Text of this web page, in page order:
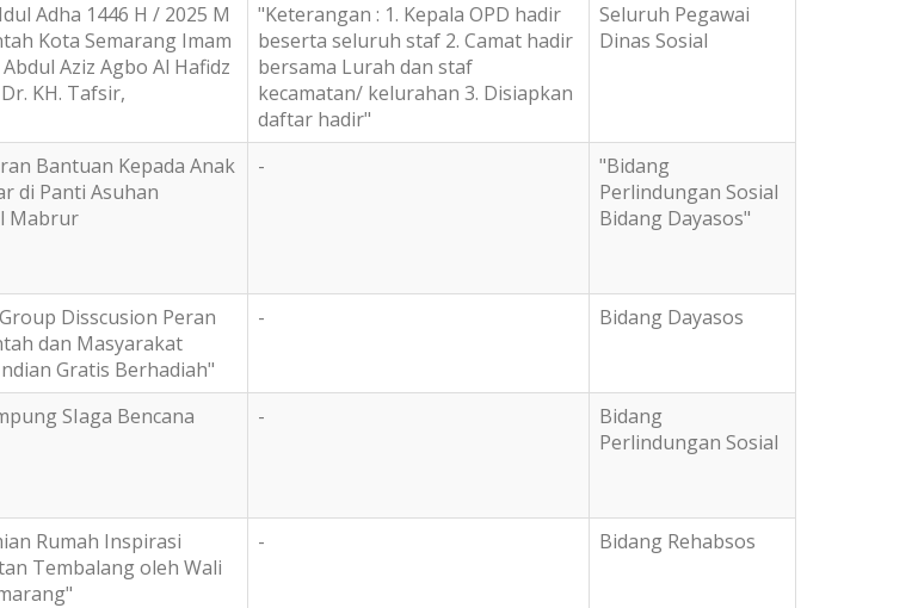
Adha 1446 H / 2025 M
Kota Semarang Imam
Aziz Agbo Al Hafidz
KH. Tafsir,
"Keterangan : 1. Kepala OPD hadir
beserta seluruh staf 2. Camat hadir
bersama Lurah dan staf
kecamatan/ kelurahan 3. Disiapkan
daftar hadir"
Seluruh Pegawai
Dinas Sosial
Bantuan Kepada Anak
di Panti Asuhan
Mabrur
-
"Bidang
Perlindungan Sosial
Bidang Dayasos"
Disscusion Peran
dan Masyarakat
Gratis Berhadiah"
- Bidang Dayasos
SIaga Bencana -
Bidang
Perlindungan Sosial
Rumah Inspirasi
Tembalang oleh Wali
- Bidang Rehabsos